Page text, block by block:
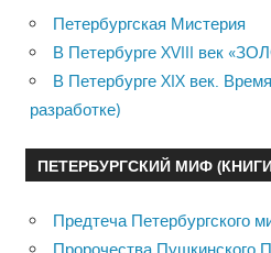
Петербургская Мистерия
В Петербурге XVIII век
В Петербурге XIX век.
разработке)
ПЕТЕРБУРГСКИЙ МИФ
Предтеча Петербургского